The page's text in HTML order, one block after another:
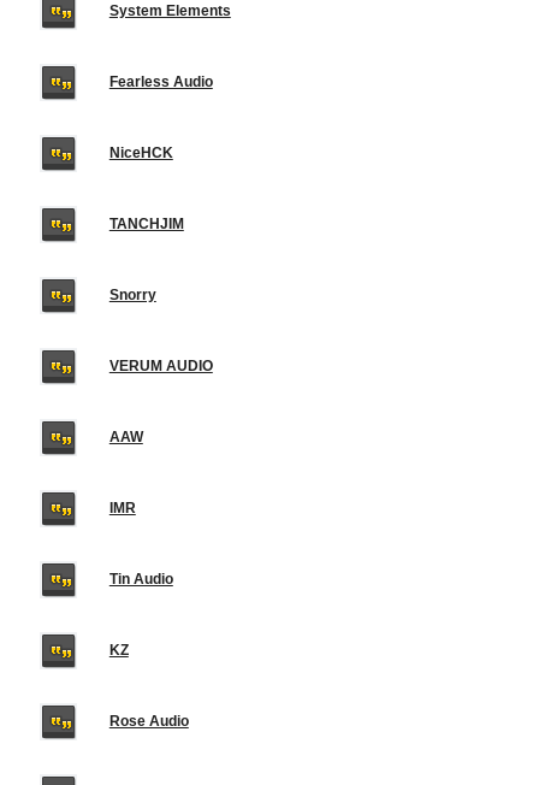
System Elements
Fearless Audio
NiceHCK
TANCHJIM
Snorry
VERUM AUDIO
AAW
IMR
Tin Audio
KZ
Rose Audio